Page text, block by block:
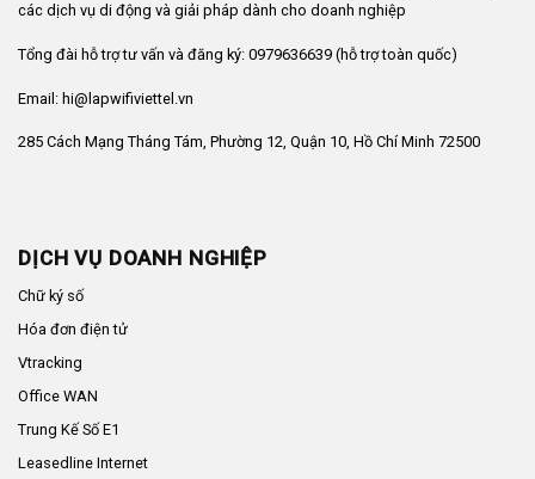
các dịch vụ di động và giải pháp dành cho doanh nghiệp
Tổng đài hỗ trợ tư vấn và đăng ký: 0979636639 (hỗ trợ toàn quốc)
Email: hi@lapwifiviettel.vn
285 Cách Mạng Tháng Tám, Phường 12, Quận 10, Hồ Chí Minh 72500
DỊCH VỤ DOANH NGHIỆP
Chữ ký số
Hóa đơn điện tử
Vtracking
Office WAN
Trung Kế Số E1
Leasedline Internet